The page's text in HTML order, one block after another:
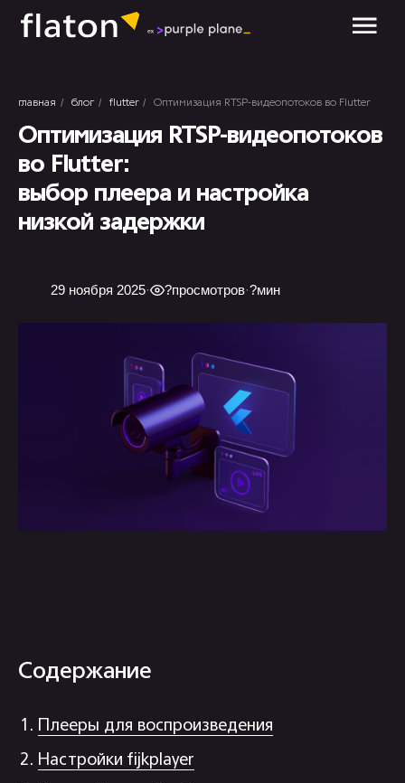
обсудить проект
главная / блог / flutter / Оптимизация RTSP-видеопотоков во Flutter
Оптимизация RTSP-видеопотоков
во Flutter:
выбор плеера и настройка
низкой задержки
29 ноября 2025· ?просмотров·?мин
Содержание
Плееры для воспроизведения
Настройки fijkplayer